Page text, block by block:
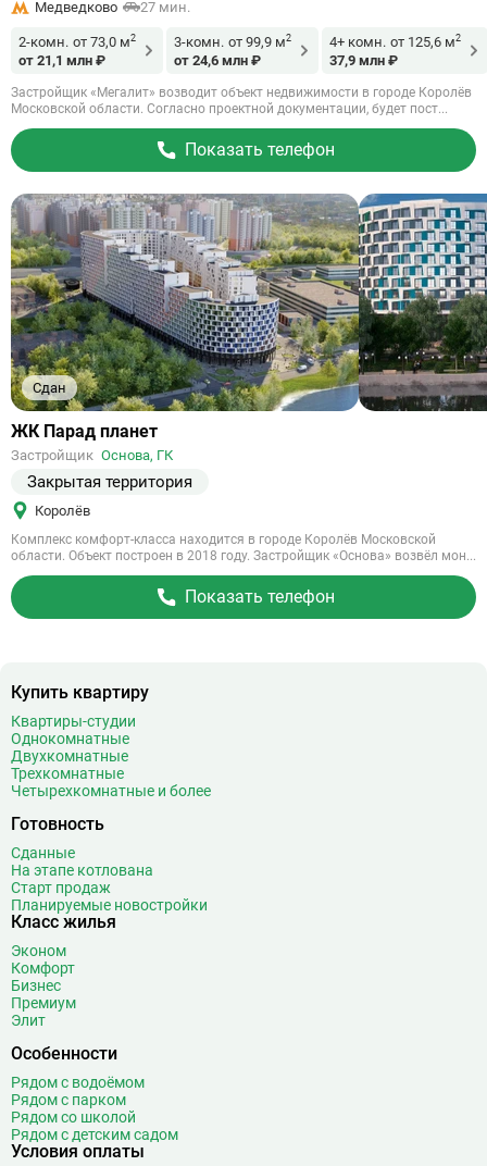
Медведково
27 мин.
2-комн. от 73,0 м2
от 21,1 млн ₽
3-комн. от 99,9 м2
от 24,6 млн ₽
4+ комн. от 125,6 м2
37,9 млн ₽
Застройщик «Мегалит» возводит объект недвижимости в городе Королёв
Московской области. Согласно проектной документации, будет пост...
Показать телефон
Сдан
Ссылка
объект
ЖК Парад планет
Застройщик Основа, ГК
Закрытая территория
Королёв
Комплекс комфорт-класса находится в городе Королёв Московской
области. Объект построен в 2018 году. Застройщик «Основа» возвёл мон...
Показать телефон
Купить квартиру
Квартиры-студии
Однокомнатные
Двухкомнатные
Трехкомнатные
Четырехкомнатные и более
Готовность
Сданные
На этапе котлована
Старт продаж
Планируемые новостройки
Класс жилья
Эконом
Комфорт
Бизнес
Премиум
Элит
Особенности
Рядом с водоёмом
Рядом с парком
Рядом со школой
Рядом с детским садом
Условия оплаты